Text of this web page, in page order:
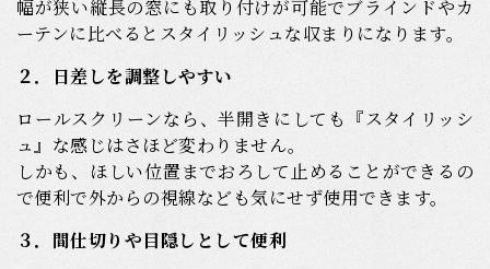
幅が狭い縦長の窓にも取り付けが可能でブラインドやカ
ーテンに比べるとスタイリッシュな収まりになります。
２．日差しを調整しやすい
ロールスクリーンなら、半開きにしても『スタイリッシ
ュ』な感じはさほど変わりません。
しかも、ほしい位置までおろして止めることができるの
で便利で外からの視線なども気にせず使用できます。
３．間仕切りや目隠しとして便利